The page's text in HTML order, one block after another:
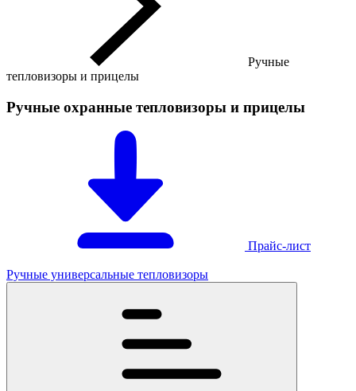
Ручные
тепловизоры и прицелы
Ручные охранные тепловизоры и прицелы
Прайс-лист
Ручные универсальные тепловизоры